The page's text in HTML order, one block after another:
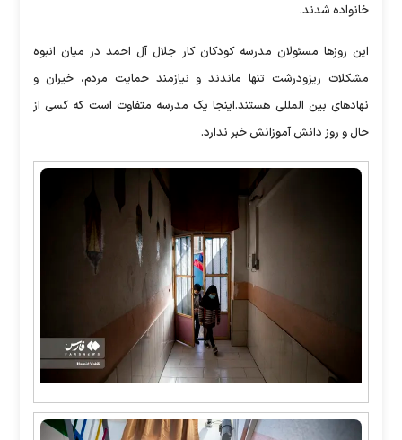
خانواده شدند.
این روزها مسئولان مدرسه کودکان کار جلال آل احمد در میان انبوه
مشکلات ریزودرشت تنها ماندند و نیازمند حمایت مردم، خیران و
نهادهای بین المللی هستند.اینجا یک مدرسه متفاوت است که کسی از
حال و روز دانش آموزانش خبر ندارد.